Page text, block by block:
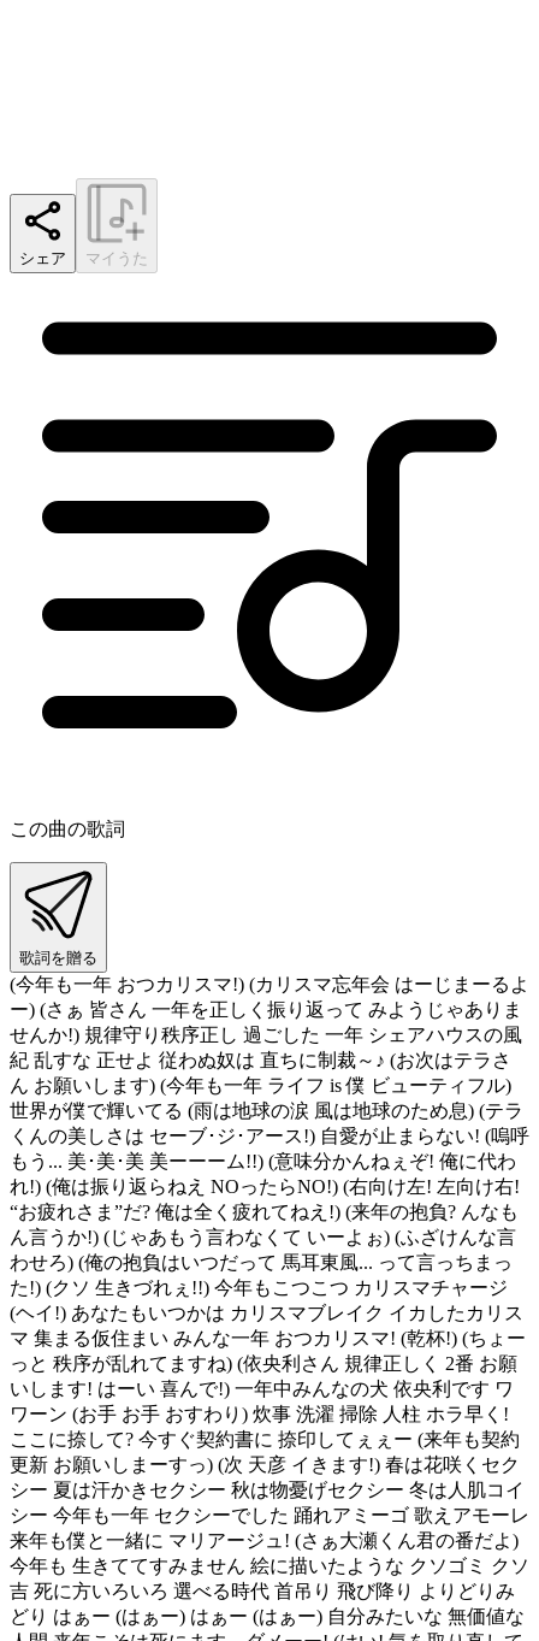
シェア マイうた
この曲の歌詞
歌詞を贈る
(今年も一年 おつカリスマ!) (カリスマ忘年会 はーじまーるよ
ー) (さぁ 皆さん 一年を正しく振り返って みようじゃありま
せんか!) 規律守り秩序正し 過ごした 一年 シェアハウスの風
紀 乱すな 正せよ 従わぬ奴は 直ちに制裁～♪ (お次はテラさ
ん お願いします) (今年も一年 ライフ is 僕 ビューティフル)
世界が僕で輝いてる (雨は地球の涙 風は地球のため息) (テラ
くんの美しさは セーブ･ジ･アース!) 自愛が止まらない! (嗚呼
もう... 美･美･美 美ーーーム!!) (意味分かんねぇぞ! 俺に代わ
れ!) (俺は振り返らねえ NOったらNO!) (右向け左! 左向け右!
“お疲れさま”だ? 俺は全く疲れてねえ!) (来年の抱負? んなも
ん言うか!) (じゃあもう言わなくて いーよぉ) (ふざけんな言
わせろ) (俺の抱負はいつだって 馬耳東風... って言っちまっ
た!) (クソ 生きづれぇ!!) 今年もこつこつ カリスマチャージ
(ヘイ!) あなたもいつかは カリスマブレイク イカしたカリス
マ 集まる仮住まい みんな一年 おつカリスマ! (乾杯!) (ちょー
っと 秩序が乱れてますね) (依央利さん 規律正しく 2番 お願
いします! はーい 喜んで!) 一年中みんなの犬 依央利です ワ
ワーン (お手 お手 おすわり) 炊事 洗濯 掃除 人柱 ホラ早く!
ここに捺して? 今すぐ契約書に 捺印してぇぇー (来年も契約
更新 お願いしまーすっ) (次 天彦 イきます!) 春は花咲くセク
シー 夏は汗かきセクシー 秋は物憂げセクシー 冬は人肌コイ
シー 今年も一年 セクシーでした 踊れアミーゴ 歌えアモーレ
来年も僕と一緒に マリアージュ! (さぁ大瀬くん君の番だよ)
今年も 生きててすみません 絵に描いたような クソゴミ クソ
吉 死に方いろいろ 選べる時代 首吊り 飛び降り よりどりみ
どり はぁー (はぁー) はぁー (はぁー) 自分みたいな 無価値な